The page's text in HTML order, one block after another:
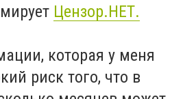
Цензор.НЕТ.
которая у меня
риск того, что в